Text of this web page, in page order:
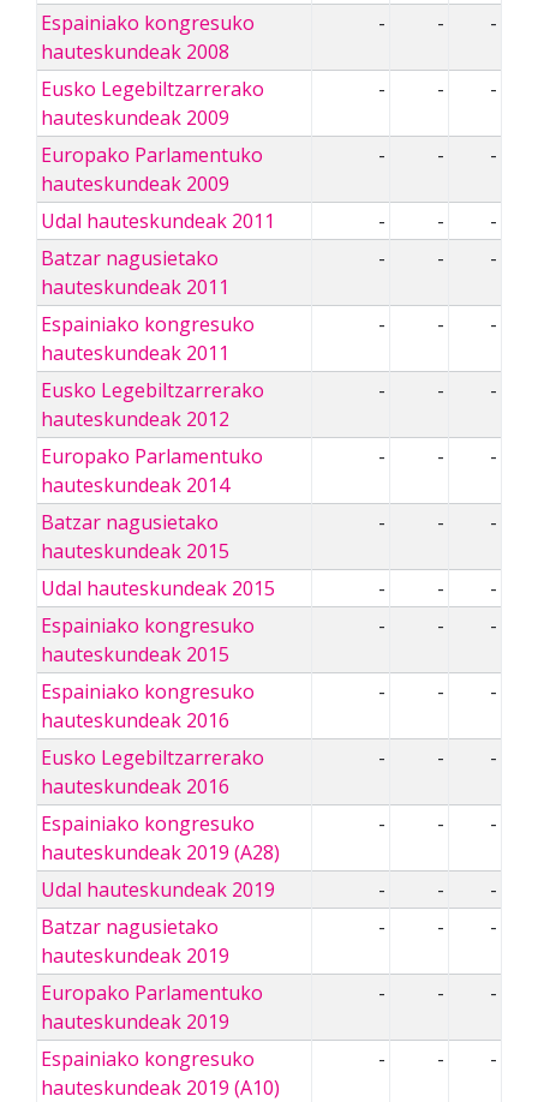
Espainiako kongresuko
hauteskundeak 2008
- - -
Eusko Legebiltzarrerako
hauteskundeak 2009
- - -
Europako Parlamentuko
hauteskundeak 2009
- - -
Udal hauteskundeak 2011 - -
-
Batzar nagusietako
hauteskundeak 2011
- - -
Espainiako kongresuko
hauteskundeak 2011
- - -
Eusko Legebiltzarrerako
hauteskundeak 2012
- - -
Europako Parlamentuko
hauteskundeak 2014
- - -
Batzar nagusietako
hauteskundeak 2015
- - -
Udal hauteskundeak 2015 - -
-
Espainiako kongresuko
hauteskundeak 2015
- - -
Espainiako kongresuko
hauteskundeak 2016
- - -
Eusko Legebiltzarrerako
hauteskundeak 2016
- - -
Espainiako kongresuko
hauteskundeak 2019 (A28)
- - -
Udal hauteskundeak 2019 - -
-
Batzar nagusietako
hauteskundeak 2019
- - -
Europako Parlamentuko
hauteskundeak 2019
- - -
Espainiako kongresuko
hauteskundeak 2019 (A10)
- - -